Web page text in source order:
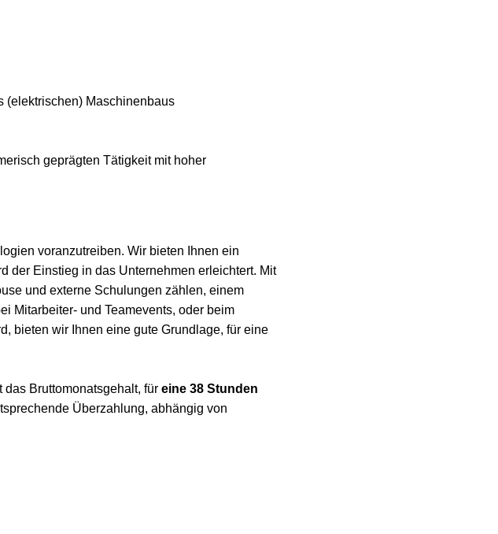
(elektrischen) Maschinenbaus
geprägten Tätigkeit mit hoher
voranzutreiben. Wir bieten Ihnen ein
der Einstieg in das Unternehmen erleichtert. Mit
und externe Schulungen zählen, einem
Mitarbeiter- und Teamevents, oder beim
bieten wir Ihnen eine gute Grundlage, für eine
Bruttomonatsgehalt, für eine 38 Stunden
Überzahlung, abhängig von